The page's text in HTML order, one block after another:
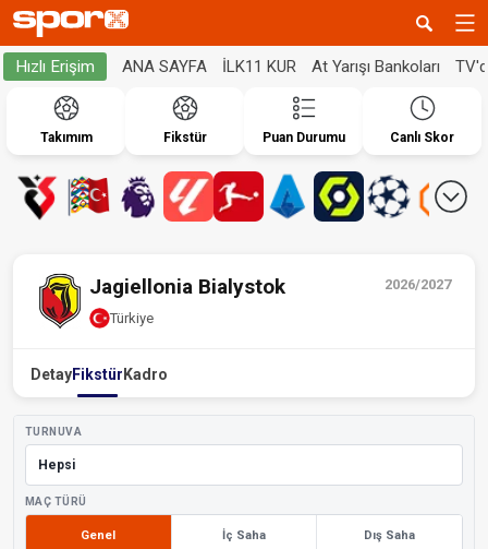
Hızlı Erişim ANA SAYFA İLK11 KUR At Yarışı Bankoları
Takımım Fikstür Puan Durumu Canlı Skor
2026/2027
Jagiellonia Bialystok
Türkiye
DetayFikstür Kadro
TURNUVA
MAÇ TÜRÜ
Genel İç Saha Dış Saha